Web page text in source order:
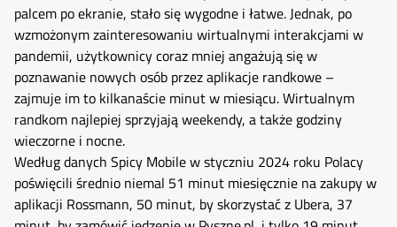
palcem po ekranie, stało się wygodne i łatwe. Jednak, po
wzmożonym zainteresowaniu wirtualnymi interakcjami w
pandemii, użytkownicy coraz mniej angażują się w
poznawanie nowych osób przez aplikacje randkowe –
zajmuje im to kilkanaście minut w miesiącu. Wirtualnym
randkom najlepiej sprzyjają weekendy, a także godziny
wieczorne i nocne.
Według danych Spicy Mobile w styczniu 2024 roku Polacy
poświęcili średnio niemal 51 minut miesięcznie na zakupy w
aplikacji Rossmann, 50 minut, by skorzystać z Ubera, 37